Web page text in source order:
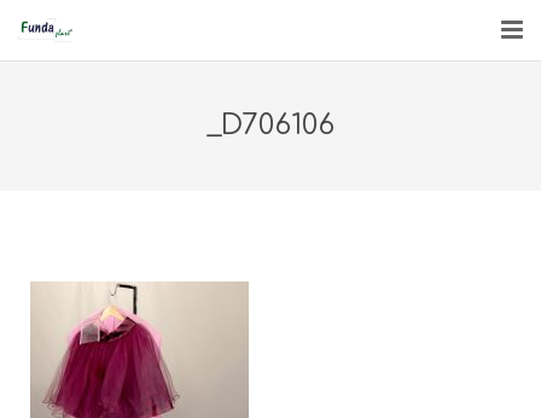
CONTACTO
_D706106